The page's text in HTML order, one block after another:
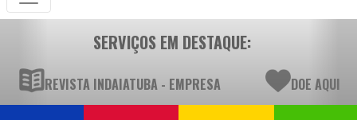
SERVIÇOS EM DESTAQUE:
REVISTA INDAIATUBA - EMPRESA DOE AQUI